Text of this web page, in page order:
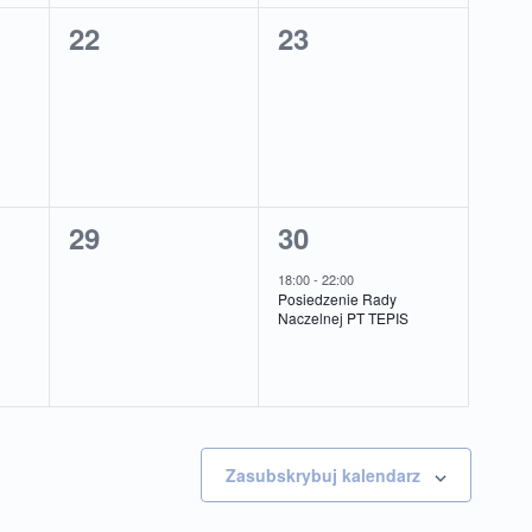
0
22
0
23
0
29
1
wydarzenie,
30
18:00-22:00
Posiedzenie Rady
Naczelnej PT TEPIS
Zasubskrybuj kalendarz